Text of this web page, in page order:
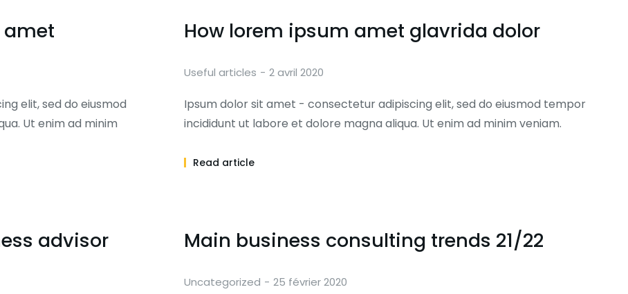
amet
elit, sed do eiusmod
Ut enim ad minim
How lorem ipsum amet glavrida dolor
Useful articles 2 avril 2020
Ipsum dolor sit amet - consectetur adipiscing elit, sed do eiusmod tempor
incididunt ut labore et dolore magna aliqua. Ut enim ad minim veniam.
Read article
advisor Main business consulting trends 21/22
Uncategorized 25 février 2020